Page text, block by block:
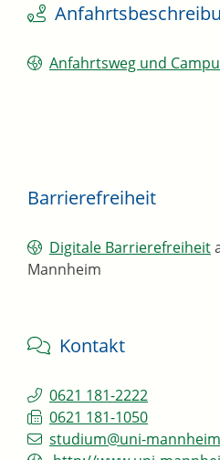
Anfahrtsweg und
Barrierefreiheit
Digitale Barrierefreiheit
Mannheim
Kontakt
0621 181-2222
0621 181-1050
studium@uni-